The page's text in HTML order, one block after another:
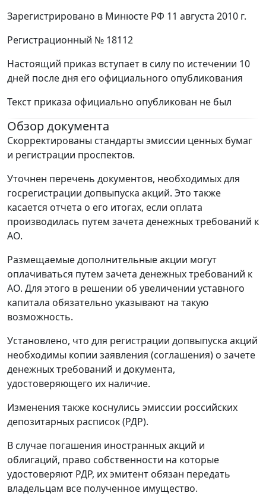
Зарегистрировано в Минюсте РФ 11 августа 2010 г.
Регистрационный № 18112
Настоящий приказ вступает в силу по истечении 10
дней после дня его официального опубликования
Текст приказа официально опубликован не был
Обзор документа
Скорректированы стандарты эмиссии ценных бумаг
и регистрации проспектов.
Уточнен перечень документов, необходимых для
госрегистрации допвыпуска акций. Это также
касается отчета о его итогах, если оплата
производилась путем зачета денежных требований к
АО.
Размещаемые дополнительные акции могут
оплачиваться путем зачета денежных требований к
АО. Для этого в решении об увеличении уставного
капитала обязательно указывают на такую
возможность.
Установлено, что для регистрации допвыпуска акций
необходимы копии заявления (соглашения) о зачете
денежных требований и документа,
удостоверяющего их наличие.
Изменения также коснулись эмиссии российских
депозитарных расписок (РДР).
В случае погашения иностранных акций и
облигаций, право собственности на которые
удостоверяют РДР, их эмитент обязан передать
владельцам все полученное имущество.